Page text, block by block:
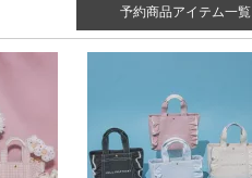
予約商品アイテム一覧